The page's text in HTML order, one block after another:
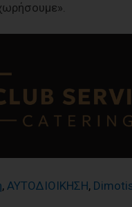
, ΑΥΤΟΔΙΟΙΚΗΣΗ,